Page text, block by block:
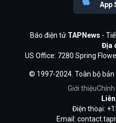
App
Báo điện tử TAPNews -
Địa
US Office: 7280 Spring
© 1997-2024. Toàn bộ
Giới thiệu
Điện thoại:
Email: